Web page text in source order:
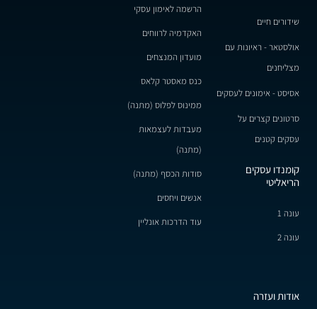
שידורים חיים
אולסטאר - ראיונות עם
מצליחנים
אסיסט - אימונים לעסקים
סרטונים קצרים על
עסקים קטנים
קומנדו עסקים
הריאליטי
עונה 1
עונה 2
הרשמה לאימון עסקי
האקדמיה לרווחים
מועדון המנצחים
כנס מאסטר קלאס
ממינוס לפלוס (מתנה)
מעבדות לעצמאות
(מתנה)
סודות הכסף (מתנה)
אנשים ויחסים
עוד הדרכות אונליין
אודות ועזרה